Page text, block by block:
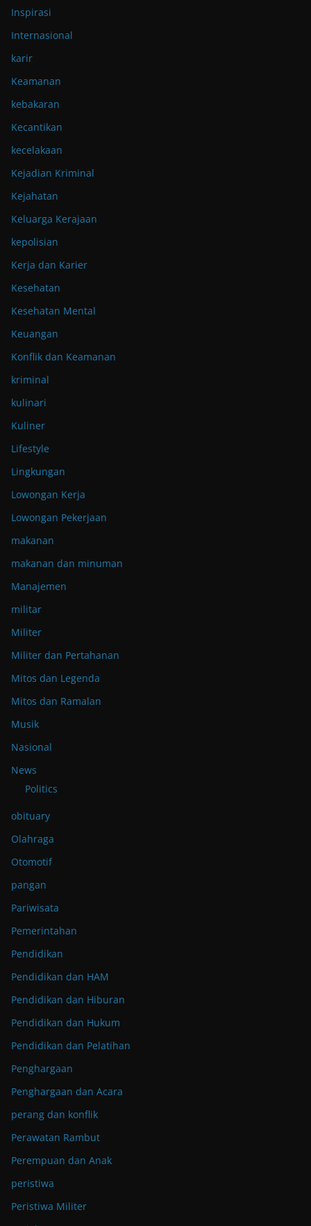
Inspirasi
Internasional
karir
Keamanan
kebakaran
Kecantikan
kecelakaan
Kejadian Kriminal
Kejahatan
Keluarga Kerajaan
kepolisian
Kerja dan Karier
Kesehatan
Kesehatan Mental
Keuangan
Konflik dan Keamanan
kriminal
kulinari
Kuliner
Lifestyle
Lingkungan
Lowongan Kerja
Lowongan Pekerjaan
makanan
makanan dan minuman
Manajemen
militar
Militer
Militer dan Pertahanan
Mitos dan Legenda
Mitos dan Ramalan
Musik
Nasional
News
Politics
obituary
Olahraga
Otomotif
pangan
Pariwisata
Pemerintahan
Pendidikan
Pendidikan dan HAM
Pendidikan dan Hiburan
Pendidikan dan Hukum
Pendidikan dan Pelatihan
Penghargaan
Penghargaan dan Acara
perang dan konflik
Perawatan Rambut
Perempuan dan Anak
peristiwa
Peristiwa Militer